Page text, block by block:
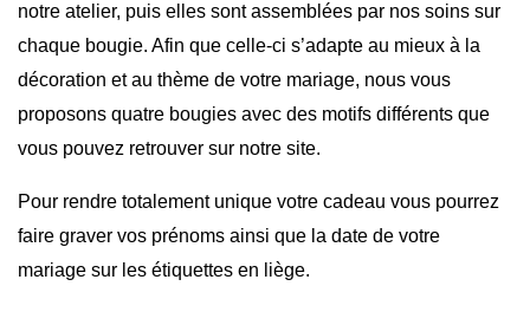
notre atelier, puis elles sont assemblées par nos soins sur
chaque bougie. Afin que celle-ci s’adapte au mieux à la
décoration et au thème de votre mariage, nous vous
proposons quatre bougies avec des motifs différents que
vous pouvez retrouver sur notre site.
Pour rendre totalement unique votre cadeau vous pourrez
faire graver vos prénoms ainsi que la date de votre
mariage sur les étiquettes en liège.